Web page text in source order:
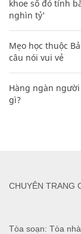
khoe sổ đỏ tính
nghìn tỷ'
Mẹo học thuộc
câu nói vui vẻ
Hàng ngàn người
gì?
Tòa soạn: Tòa
CHUYÊN TRANG